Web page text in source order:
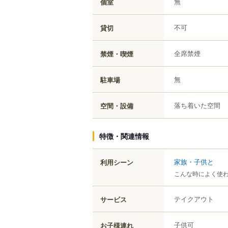
貸切 不可
禁煙・喫煙 全席禁煙
駐車場 無
空間・設備 落ち着いた空間
特徴・関連情報
利用シーン 家族・子供と
こんな時によく使
サービス テイクアウト
お子様連れ 子供可